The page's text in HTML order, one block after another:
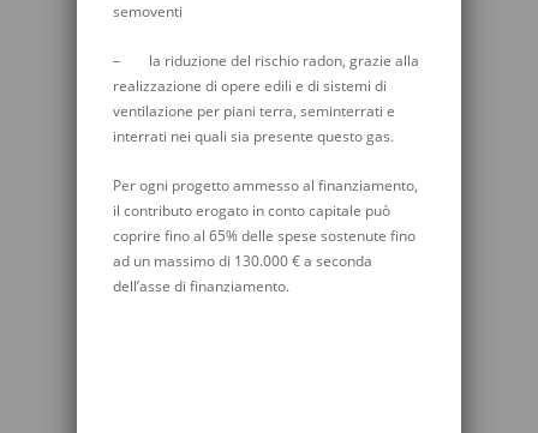
semoventi
– la riduzione del rischio radon, grazie alla
realizzazione di opere edili e di sistemi di
ventilazione per piani terra, seminterrati e
interrati nei quali sia presente questo gas.
Per ogni progetto ammesso al finanziamento,
il contributo erogato in conto capitale può
coprire fino al 65% delle spese sostenute fino
ad un massimo di 130.000 € a seconda
dell’asse di finanziamento.